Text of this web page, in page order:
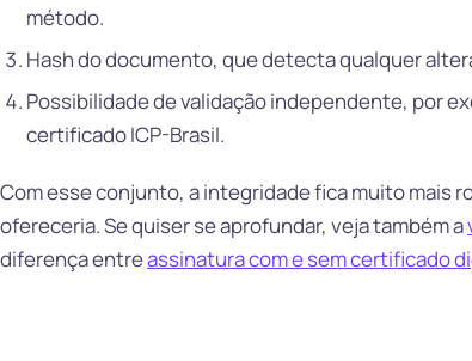
método.
Hash do documento, que detecta qualquer
Possibilidade de validação independente, por
certificado ICP-Brasil.
Com esse conjunto, a integridade fica muito mais
ofereceria. Se quiser se aprofundar, veja também a
diferença entreassinatura com e sem certificado